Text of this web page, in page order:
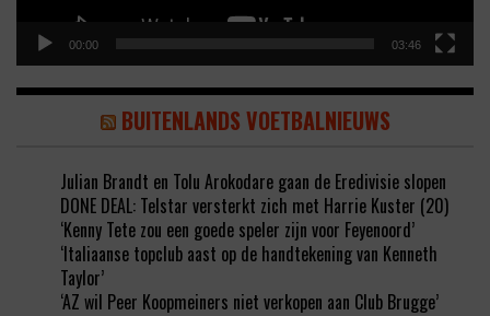
00:00 03:46
BUITENLANDS VOETBALNIEUWS
Julian Brandt en Tolu Arokodare gaan de Eredivisie slopen
DONE DEAL: Telstar versterkt zich met Harrie Kuster (20)
‘Kenny Tete zou een goede speler zijn voor Feyenoord’
‘Italiaanse topclub aast op de handtekening van Kenneth
Taylor’
‘AZ wil Peer Koopmeiners niet verkopen aan Club Brugge’